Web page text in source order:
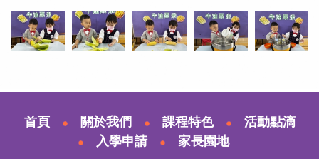
首頁 關於我們 課程特色
活動點滴
入學申請
家長園地